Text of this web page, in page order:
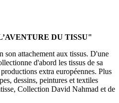
DU TISSU"
son attachement aux tissus. D'une
d'abord les tissus de sa
extra européennes. Plus
dessins, peintures et textiles
Collection David Nahmad et de